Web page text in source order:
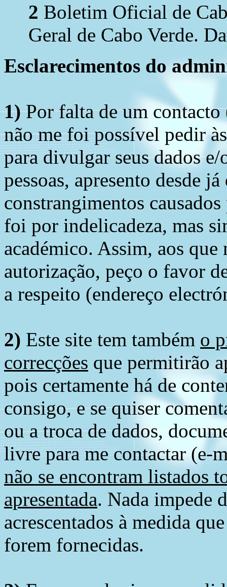
2 Boletim Oficial de
Geral de Cabo Verde.
Esclarecimentos do
1)Por falta de um contacto
não me foi possível pedir
para divulgar seus dados
pessoas, apresento desde
constrangimentos
foi por indelicadeza, mas
académico. Assim, aos
autorização, peço o favor
a respeito (endereço
2) Este site tem também o
correcções que permitirão
pois certamente há de
consigo, e se quiser
ou a troca de dados,
livre para me contactar (e-
não se encontram listados
apresentada. Nada impede
acrescentados à medida
forem fornecidas.